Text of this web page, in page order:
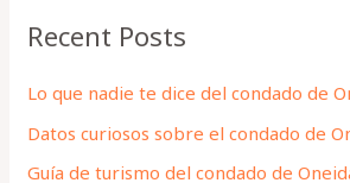
c
f
o
r
Recent Posts
Lo que nadie te dice del condado de
Datos curiosos sobre el condado de
Guía de turismo del condado de